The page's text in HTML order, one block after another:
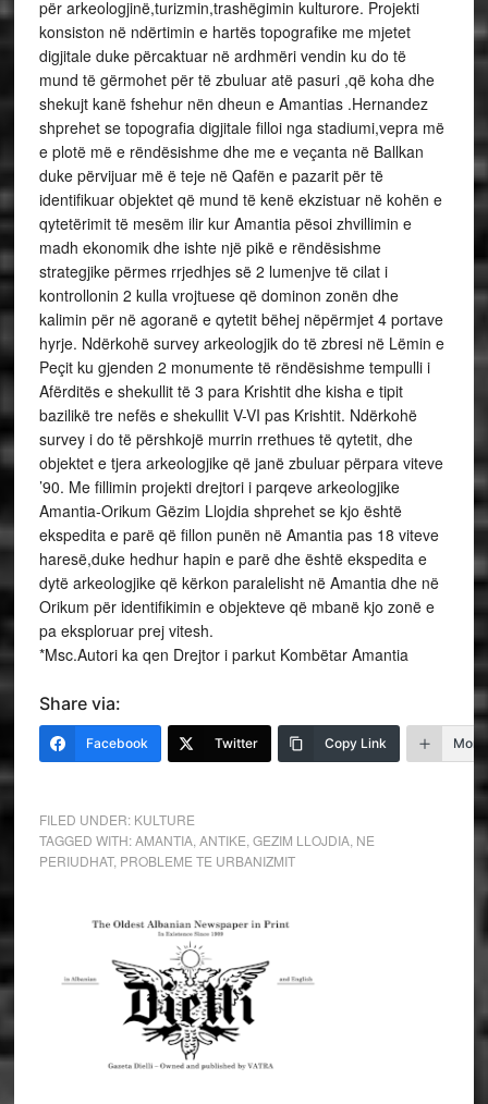
për arkeologjinë,turizmin,trashëgimin kulturore. Projekti
konsiston në ndërtimin e hartës topografike me mjetet
digjitale duke përcaktuar në ardhmëri vendin ku do të
mund të gërmohet për të zbuluar atë pasuri ,që koha dhe
shekujt kanë fshehur nën dheun e Amantias .Hernandez
shprehet se topografia digjitale filloi nga stadiumi,vepra më
e plotë më e rëndësishme dhe me e veçanta në Ballkan
duke përvijuar më ë teje në Qafën e pazarit për të
identifikuar objektet që mund të kenë ekzistuar në kohën e
qytetërimit të mesëm ilir kur Amantia pësoi zhvillimin e
madh ekonomik dhe ishte një pikë e rëndësishme
strategjike përmes rrjedhjes së 2 lumenjve të cilat i
kontrollonin 2 kulla vrojtuese që dominon zonën dhe
kalimin për në agoranë e qytetit bëhej nëpërmjet 4 portave
hyrje. Ndërkohë survey arkeologjik do të zbresi në Lëmin e
Peçit ku gjenden 2 monumente të rëndësishme tempulli i
Afërditës e shekullit të 3 para Krishtit dhe kisha e tipit
bazilikë tre nefës e shekullit V-VI pas Krishtit. Ndërkohë
survey i do të përshkojë murrin rrethues të qytetit, dhe
objektet e tjera arkeologjike që janë zbuluar përpara viteve
’90. Me fillimin projekti drejtori i parqeve arkeologjike
Amantia-Orikum Gëzim Llojdia shprehet se kjo është
ekspedita e parë që fillon punën në Amantia pas 18 viteve
haresë,duke hedhur hapin e parë dhe është ekspedita e
dytë arkeologjike që kërkon paralelisht në Amantia dhe në
Orikum për identifikimin e objekteve që mbanë kjo zonë e
pa eksploruar prej vitesh.
*Msc.Autori ka qen Drejtor i parkut Kombëtar Amantia
Share via:
Facebook Twitter Copy Link More
FILED UNDER: KULTURE
TAGGED WITH:AMANTIA, ANTIKE GEZIM LLOJDIA, NE
PERIUDHAT, PROBLEME TE URBANIZMIT